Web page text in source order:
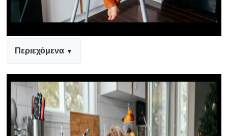
Περιεχόμενα